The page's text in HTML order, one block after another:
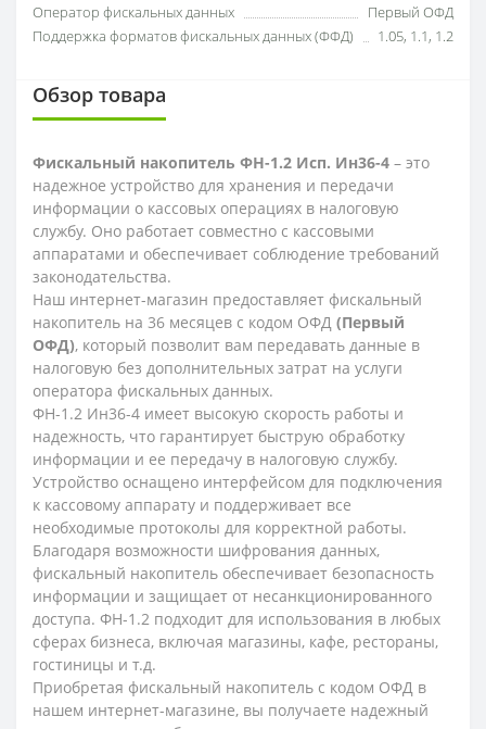
Оператор фискальных данных
Первый ОФД
Поддержка форматов фискальных данных (ФФД)
1.05, 1.1, 1.2
Обзор товара
Фискальный накопитель ФН-1.2 Исп. Ин36-4 – это
надежное устройство для хранения и передачи
информации о кассовых операциях в налоговую
службу. Оно работает совместно с кассовыми
аппаратами и обеспечивает соблюдение требований
законодательства.
Наш интернет-магазин предоставляет фискальный
накопитель на 36 месяцев с кодом ОФД (Первый
ОФД), который позволит вам передавать данные в
налоговую без дополнительных затрат на услуги
оператора фискальных данных.
ФН-1.2 Ин36-4 имеет высокую скорость работы и
надежность, что гарантирует быструю обработку
информации и ее передачу в налоговую службу.
Устройство оснащено интерфейсом для подключения
к кассовому аппарату и поддерживает все
необходимые протоколы для корректной работы.
Благодаря возможности шифрования данных,
фискальный накопитель обеспечивает безопасность
информации и защищает от несанкционированного
доступа. ФН-1.2 подходит для использования в любых
сферах бизнеса, включая магазины, кафе, рестораны,
гостиницы и т.д.
Приобретая фискальный накопитель с кодом ОФД в
нашем интернет-магазине, вы получаете надежный